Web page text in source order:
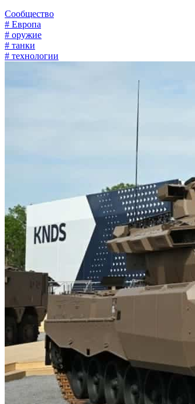
Сообщество
# Европа
# оружие
# танки
# технологии